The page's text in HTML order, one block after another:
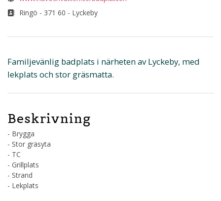
Ringö - 371 60 - Lyckeby
Familjevänlig badplats i närheten av Lyckeby, med
lekplats och stor gräsmatta.
Beskrivning
- Brygga
- Stor gräsyta
- TC
- Grillplats
- Strand
- Lekplats